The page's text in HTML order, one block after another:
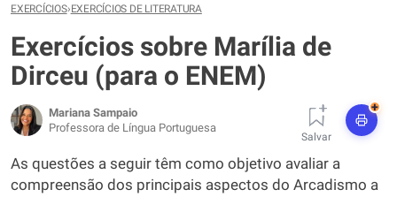
EXERCÍCIOS›EXERCÍCIOS DE LITERATURA
Exercícios sobre Marília de
Dirceu (para o ENEM)
Mariana Sampaio
Professora de Língua Portuguesa
Salvar
+
As questões a seguir têm como objetivo avaliar a
compreensão dos principais aspectos do Arcadismo a